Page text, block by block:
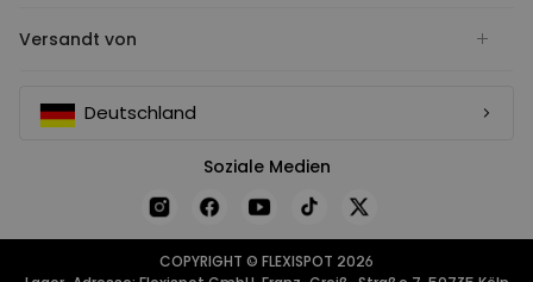
Versandt von
Deutschland
Soziale Medien
COPYRIGHT © FLEXISPOT 2026